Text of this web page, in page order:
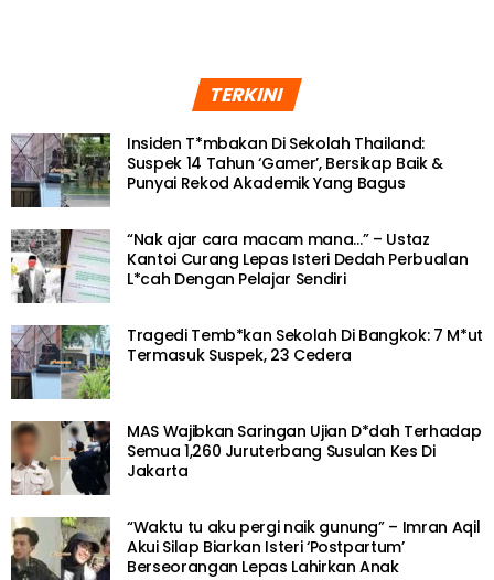
TERKINI
Insiden T*mbakan Di Sekolah Thailand:
Suspek 14 Tahun ‘Gamer’, Bersikap Baik &
Punyai Rekod Akademik Yang Bagus
“Nak ajar cara macam mana…” – Ustaz
Kantoi Curang Lepas Isteri Dedah Perbualan
L*cah Dengan Pelajar Sendiri
Tragedi Temb*kan Sekolah Di Bangkok: 7 M*ut
Termasuk Suspek, 23 Cedera
MAS Wajibkan Saringan Ujian D*dah Terhadap
Semua 1,260 Juruterbang Susulan Kes Di
Jakarta
“Waktu tu aku pergi naik gunung” – Imran Aqil
Akui Silap Biarkan Isteri ‘Postpartum’
Berseorangan Lepas Lahirkan Anak